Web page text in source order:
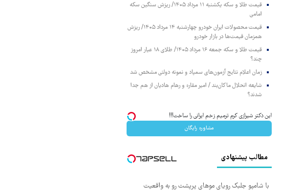
قیمت طلا و سکه یکشنبه ۱۱ مرداد ۱۴۰۵/ ریزش سنگین سکه
امامی
قیمت محصولات ایران خودرو چهارشنبه ۱۴ مرداد ۱۴۰۵/ ریزش
همزمان قیمت‌ها در بازار خودرو
قیمت طلا و سکه جمعه ۱۶ مرداد ۱۴۰۵/ طلای ۱۸ عیار امروز
چند؟
زمان اعلام نتایج آزمون‌های سمپاد و نمونه دولتی مشخص شد
شایعه انحلال ماکان‌بند / امیر مقاره و رهام هادیان از هم جدا
شدند؟
این دکتر شیرازی کرم ترمیم زخم ایرانی را ساخت!!!
مشاوره رایگان
مطالب پیشنهادی
با شامپو جلبک رویای موهای پرپشت رو به واقعیت